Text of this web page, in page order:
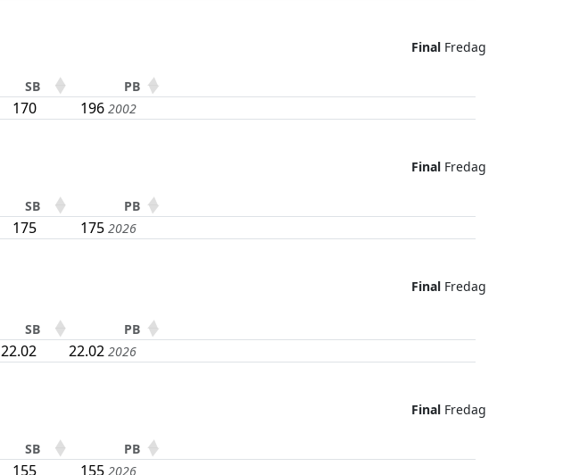
Final Fredag
SB PB
170 196 2002
Final Fredag
SB PB
175 175 2026
Final Fredag
SB PB
22.02 22.02 2026
Final Fredag
SB PB
155 155 2026